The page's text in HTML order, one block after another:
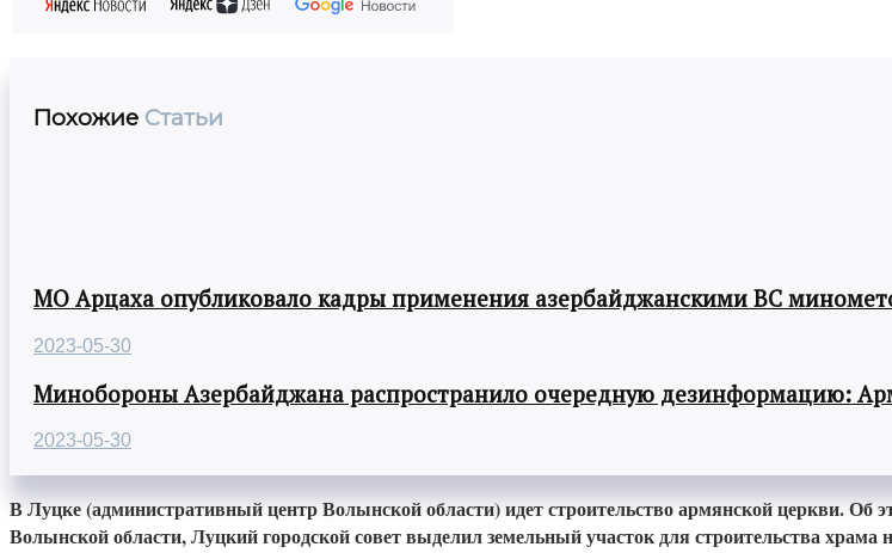
Похожие Статьи
МО Арцаха опубликовало кадры применения азербайджанскими ВС
2023-05-30
Минобороны Азербайджана распространило очередную дезинформацию:
2023-05-30
В Луцке (административный центр Волынской области) идет строительство армянской церкви.
Волынской области, Луцкий городской совет выделил земельный участок для строительства